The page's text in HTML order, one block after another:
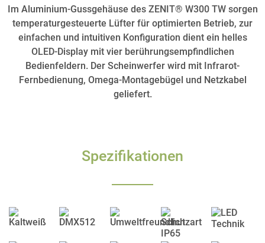
Im Aluminium-Gussgehäuse des ZENIT® W300 TW sorgen
temperaturgesteuerte Lüfter für optimierten Betrieb, zur
einfachen und intuitiven Konfiguration dient ein helles
OLED-Display mit vier berührungsempfindlichen
Bedienfeldern. Der Scheinwerfer wird mit Infrarot-
Fernbedienung, Omega-Montagebügel und Netzkabel
geliefert.
Spezifikationen